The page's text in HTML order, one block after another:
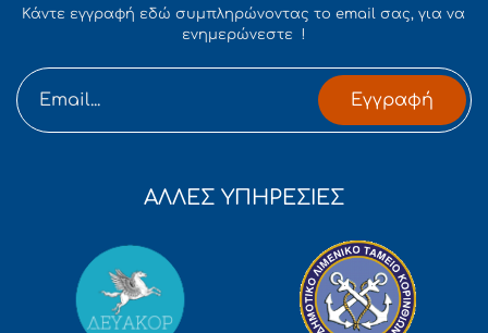
Κάντε εγγραφή εδώ συμπληρώνοντας το email σας, για να
ενημερώνεστε !
Εγγραφή
ΑΛΛΕΣ ΥΠΗΡΕΣΙΕΣ